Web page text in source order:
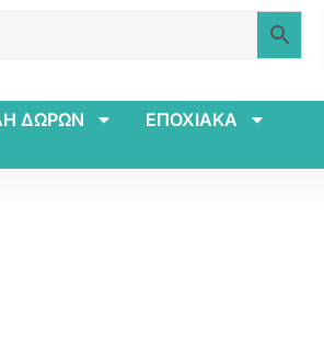
ΔΩΡΩΝ ΕΠΟΧΙΑΚΑ